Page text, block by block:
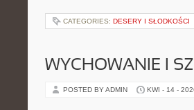
CATEGORIES: DESERY I SŁODKOŚCI
WYCHOWANIE I
POSTED BY ADMIN KWI - 14 -